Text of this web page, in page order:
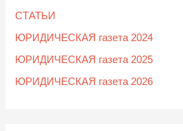
СТАТЬИ
ЮРИДИЧЕСКАЯ газета 2024
ЮРИДИЧЕСКАЯ газета 2025
ЮРИДИЧЕСКАЯ газета 2026